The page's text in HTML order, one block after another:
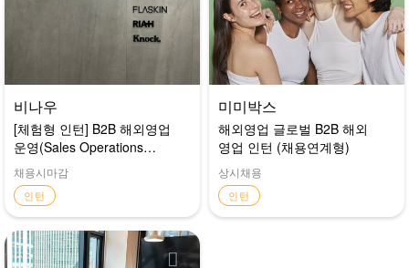
비나우
[체험형 인턴] B2B 해외영업
운영(Sales Operations
Assistant) (6개월~)
채용시마감
인턴
미미박스
해외영업 글로벌 B2B 해외
영업 인턴 (채용연계형)
상시채용
인턴